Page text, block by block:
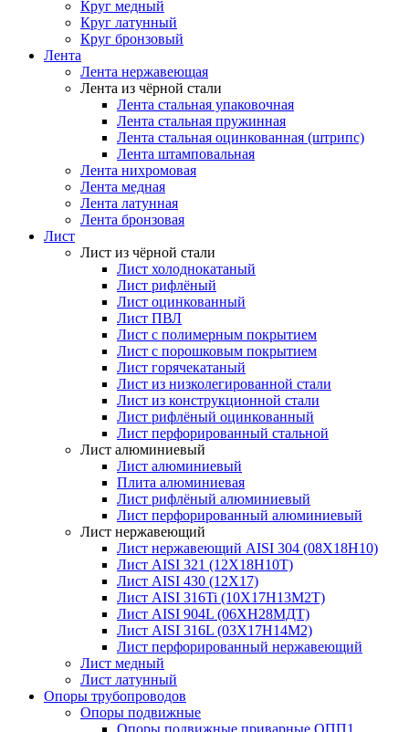
Круг медный
Круг латунный
Круг бронзовый
Лента
Лента нержавеющая
Лента из чёрной стали
Лента стальная упаковочная
Лента стальная пружинная
Лента стальная оцинкованная (штрипс)
Лента штамповальная
Лента нихромовая
Лента медная
Лента латунная
Лента бронзовая
Лист
Лист из чёрной стали
Лист холоднокатаный
Лист рифлёный
Лист оцинкованный
Лист ПВЛ
Лист с полимерным покрытием
Лист с порошковым покрытием
Лист горячекатаный
Лист из низколегированной стали
Лист из конструкционной стали
Лист рифлёный оцинкованный
Лист перфорированный стальной
Лист алюминиевый
Лист алюминиевый
Плита алюминиевая
Лист рифлёный алюминиевый
Лист перфорированный алюминиевый
Лист нержавеющий
Лист нержавеющий AISI 304 (08Х18Н10)
Лист AISI 321 (12Х18Н10Т)
Лист AISI 430 (12Х17)
Лист AISI 316Ti (10Х17Н13М2Т)
Лист AISI 904L (06ХН28МДТ)
Лист AISI 316L (03Х17Н14М2)
Лист перфорированный нержавеющий
Лист медный
Лист латунный
Опоры трубопроводов
Опоры подвижные
Опоры подвижные приварные ОПП1